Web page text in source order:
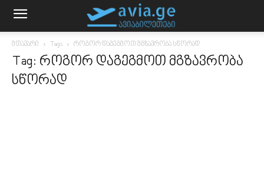
მთავარი Tags როგორ დაგეგმოთ მგზავრობა სწორად
Tag: როგორ დაგეგმოთ მგზავრობა
სწორად